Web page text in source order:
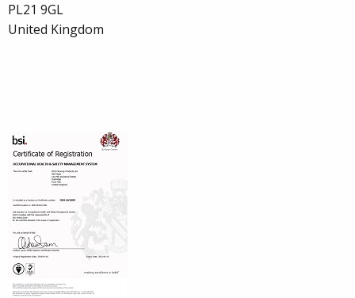
PL21 9GL
United Kingdom